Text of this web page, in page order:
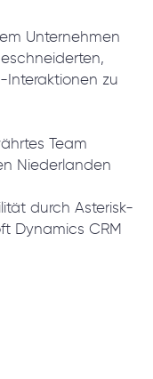
Unternehmen
zu
Team
Niederlanden
durch Asterisk-
Dynamics CRM